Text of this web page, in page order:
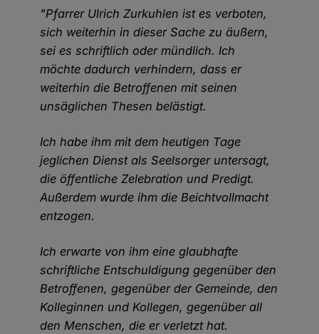
"Pfarrer Ulrich Zurkuhlen ist es verboten,
sich weiterhin in dieser Sache zu äußern,
sei es schriftlich oder mündlich. Ich
möchte dadurch verhindern, dass er
weiterhin die Betroffenen mit seinen
unsäglichen Thesen belästigt.
Ich habe ihm mit dem heutigen Tage
jeglichen Dienst als Seelsorger untersagt,
die öffentliche Zelebration und Predigt.
Außerdem wurde ihm die Beichtvollmacht
entzogen.
Ich erwarte von ihm eine glaubhafte
schriftliche Entschuldigung gegenüber den
Betroffenen, gegenüber der Gemeinde, den
Kolleginnen und Kollegen, gegenüber all
den Menschen, die er verletzt hat.